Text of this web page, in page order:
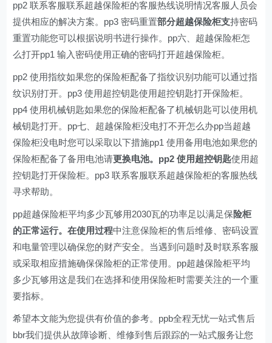
pp2 联系客服联系超越保险柜的客服热线说明情况客服人员会
提供相应的解决方案。pp3 密码重置部分超越保险柜支持密码
重置功能您可以根据说明书进行操作。pp六、超越保险柜怎
么打开pp1 输入密码使用正确的密码打开超越保险柜。
pp2 使用指纹如果您的保险柜配备了指纹识别功能可以通过指
纹识别打开。pp3 使用超控钥匙使用超控钥匙打开保险柜。
pp4 使用机械钥匙如果您的保险柜配备了机械钥匙可以使用机
械钥匙打开。pp七、超越保险柜没电打不开怎么办pp当超越
保险柜没电时您可以采取以下措施pp1 使用备用电池如果您的
保险柜配备了备用电池请更换电池。pp2 使用超控钥匙使用超
控钥匙打开保险柜。pp3 联系客服联系超越保险柜的客服热线
寻求帮助。
pp超越保险柜平均多少瓦够用2030瓦的功率足以满足保险柜
的正常运行。在使用过程中注意保险柜的售后维修、密码设置
和电量管理以确保您的财产安全。当遇到问题时及时联系客服
或采取相应措施确保保险柜的正常使用。pp超越保险柜平均
多少瓦够用这是我们在选择和使用保险柜时需要关注的一个重
要指标。
希望本文能为您提供有价值的参考。ppb全程无忧一站式售后
bbr我们提供从故障诊断、维修到售后跟踪的一站式服务让您